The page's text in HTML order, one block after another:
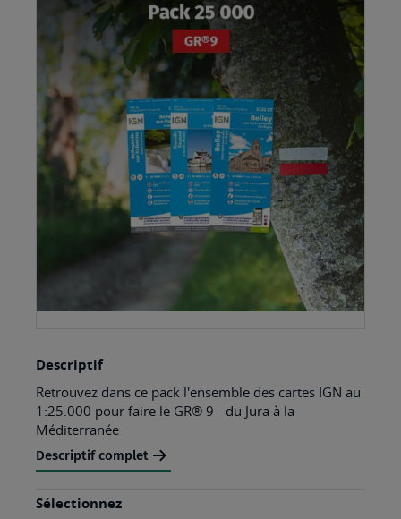
the
end
of
images
gallery
to
the
beginning
of
the
images
Descriptif
Retrouvez dans ce pack l'ensemble des cartes IGN au
1:25.000 pour faire le GR® 9 - du Jura à la
Méditerranée
Descriptif complet
Sélectionnez